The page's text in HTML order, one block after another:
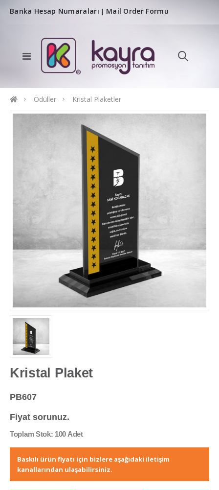
Banka Hesap Numaraları | Mail Order Formu
Ödüller Kristal Plaketler
Kristal Plaket
PB607
Fiyat sorunuz.
Toplam Stok: 100 Adet
Baskılı ürün fiyatı için bizlere aşağıdaki iletişim
kanallarından ulaşabilirsiniz.